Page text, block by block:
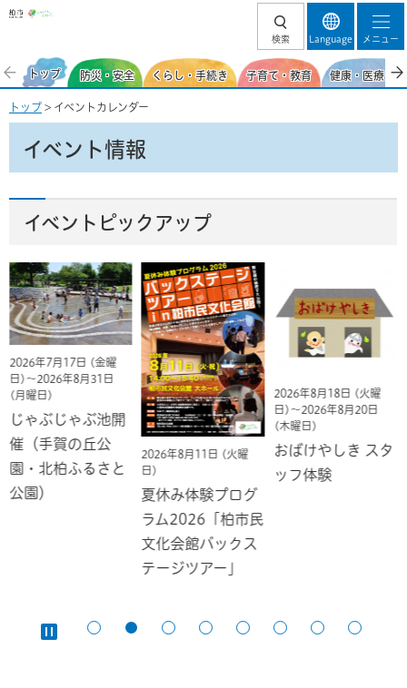
柏市
検索 Language メニュー
トップ 防災・安全 くらし・手続き 子育て・教育 健康・医療・
トップ > イベントカレンダー
イベント情報
イベントピックアップ
2026年7月17日 (金曜
日)～2026年8月31日
(月曜日)
じゃぶじゃぶ池開
催（手賀の丘公
園・北柏ふるさと
公園）
2026年8月11日 (火曜
日)
夏休み体験プログ
ラム2026「柏市民
文化会館バックス
テージツアー」
2026年8月18日 (火曜
日)～2026年8月20日
(木曜日)
おばけやしき スタ
ッフ体験